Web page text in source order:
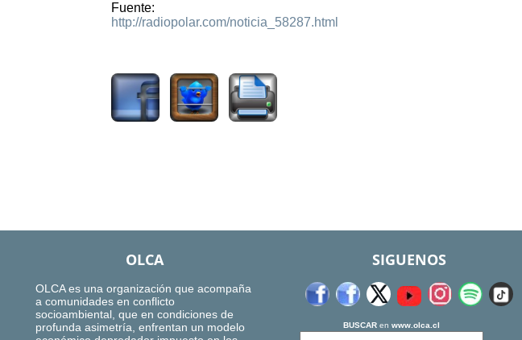
Fuente:
http://radiopolar.com/noticia_58287.html
OLCA
OLCA es una organización que acompaña
a comunidades en conflicto
socioambiental, que en condiciones de
profunda asimetría, enfrentan un modelo
SIGUENOS
BUSCARen www.olca.cl